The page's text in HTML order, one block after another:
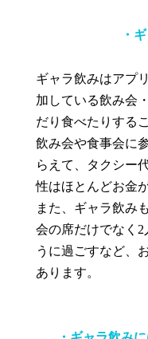
・
ギャラ飲みはアプ
加している飲み会
だり食べたりする
飲み会や食事会に
らえて、タクシー
性はほとんどお金
また、ギャラ飲み
会の席だけでなく
うに過ごすなど、
あります。